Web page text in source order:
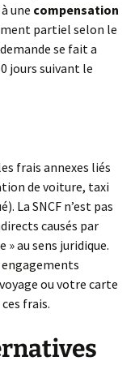
une compensation
partiel selon le
se fait a
jours suivant le
frais annexes liés
de voiture, taxi
La SNCF n’est pas
causés par
» au sens juridique.
engagements
ou votre carte
frais.